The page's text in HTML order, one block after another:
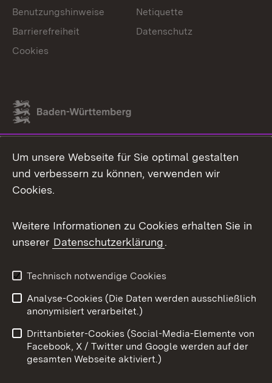
Link zum Landesportal
Benutzungshinweise
Netiquette
Barrierefreiheit
Datenschutz
Cookies
Um unsere Webseite für Sie optimal gestalten
und verbessern zu können, verwenden wir
Cookies.
Weitere Informationen zu Cookies erhalten Sie in
unserer Datenschutzerklärung.
Technisch notwendige Cookies
Analyse-Cookies (Die Daten werden ausschließlich
anonymisiert verarbeitet.)
Drittanbieter-Cookies (Social-Media-Elemente von
Facebook, X / Twitter und Google werden auf der
gesamten Webseite aktiviert.)